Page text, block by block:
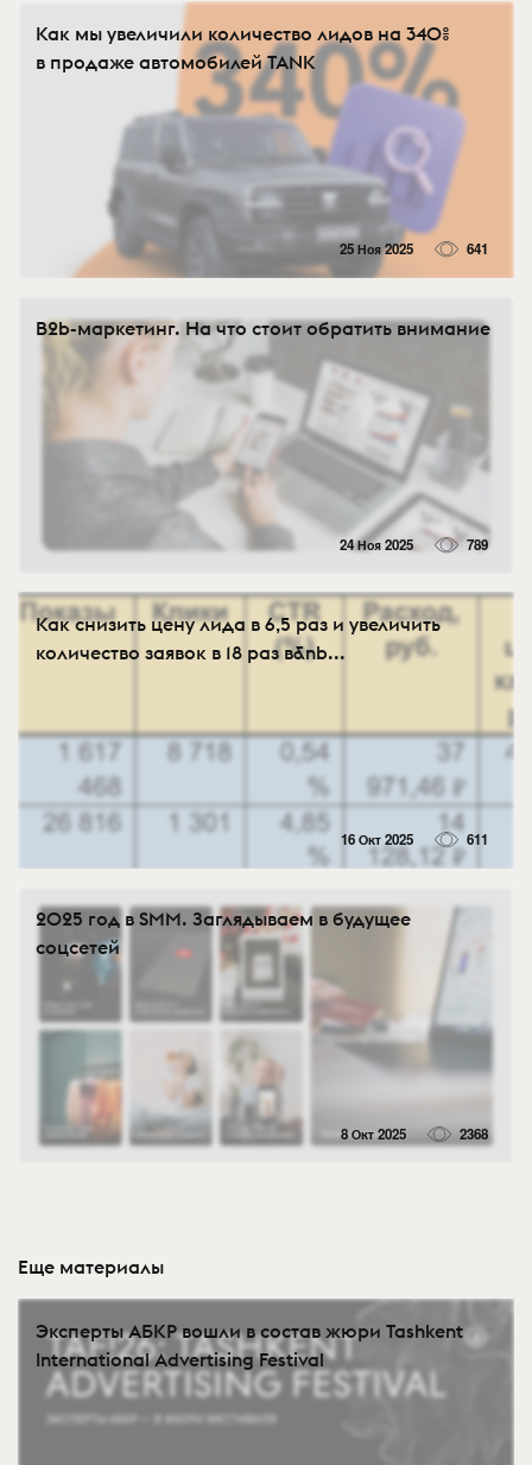
Как мы увеличили количество лидов на 340%
в продаже автомобилей TANK
25 Ноя 2025 641
B2b-маркетинг. На что стоит обратить внимание
24 Ноя 2025 789
Как снизить цену лида в 6,5 раз и увеличить
количество заявок в 18 раз в&nb...
16 Окт 2025 611
2025 год в SMM. Заглядываем в будущее
соцсетей
8 Окт 2025 2368
Еще материалы
Эксперты АБКР вошли в состав жюри Tashkent
International Advertising Festival